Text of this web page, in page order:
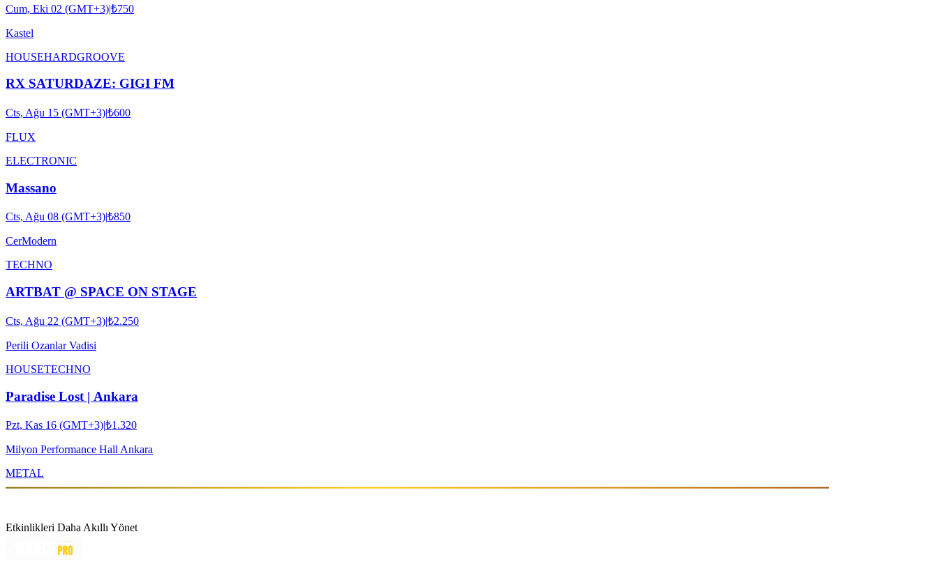
Cum, Eki 02 (GMT+3)|₺750
Kastel
HOUSEHARDGROOVE
RX SATURDAZE: GIGI FM
Cts, Ağu 15 (GMT+3)|₺600
FLUX
ELECTRONIC
Massano
Cts, Ağu 08 (GMT+3)|₺850
CerModern
TECHNO
ARTBAT @ SPACE ON STAGE
Cts, Ağu 22 (GMT+3)|₺2.250
Perili Ozanlar Vadisi
HOUSETECHNO
Paradise Lost | Ankara
Pzt, Kas 16 (GMT+3)|₺1.320
Milyon Performance Hall Ankara
METAL
Etkinlikleri Daha Akıllı Yönet